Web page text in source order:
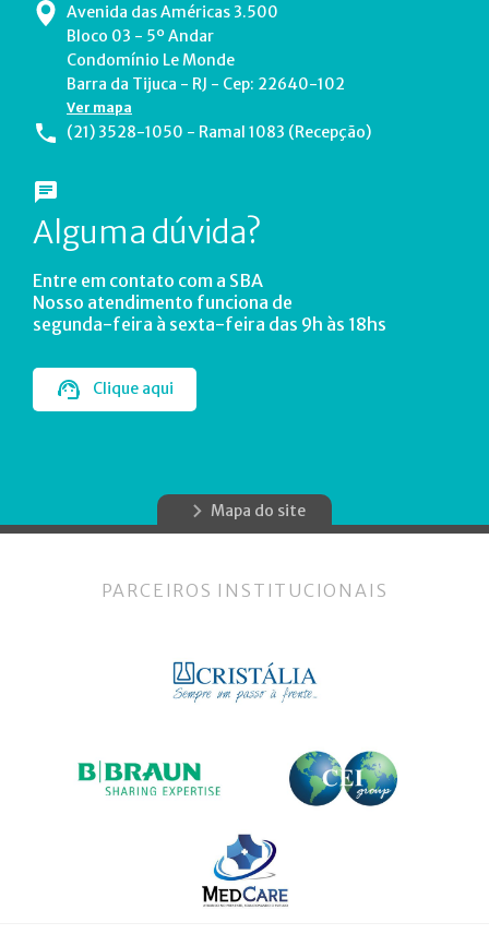
Avenida das Américas 3.500
Bloco 03 - 5º Andar
Condomínio Le Monde
Barra da Tijuca - RJ - Cep: 22640-102
Ver mapa
(21) 3528-1050 - Ramal 1083 (Recepção)
Alguma dúvida?
Entre em contato com a SBA
Nosso atendimento funciona de
segunda-feira à sexta-feira das 9h às 18hs
Clique aqui
Mapa do site
PARCEIROS INSTITUCIONAIS